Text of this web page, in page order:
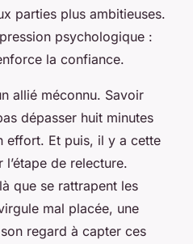
parties plus ambitieuses.
psychologique :
la confiance.
allié méconnu. Savoir
dépasser huit minutes
effort. Et puis, il y a cette
de relecture.
que se rattrapent les
mal placée, une
regard à capter ces